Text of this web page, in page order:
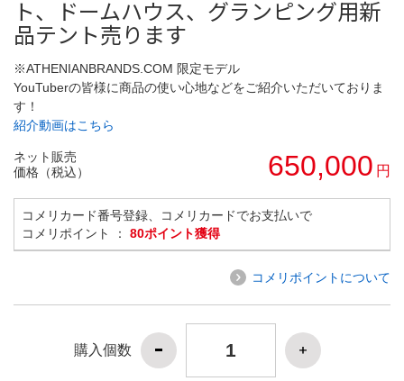
ト、ドームハウス、グランピング用新
品テント売ります
※ATHENIANBRANDS.COM 限定モデル
YouTuberの皆様に商品の使い心地などをご紹介いただいておりま
す！
紹介動画はこちら
ネット販売
価格（税込）
650,000 円
コメリカード番号登録、コメリカードでお支払いで
コメリポイント ： 80ポイント獲得
コメリポイントについて
購入個数